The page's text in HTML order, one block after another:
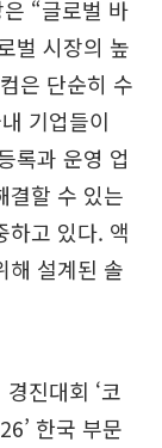
“글로벌 바
벌 시장의 높
은 단순히 수
기업들이
록과 운영 업
결할 수 있는
하고 있다. 액
해 설계된 솔
진대회 ‘코
한국 부문